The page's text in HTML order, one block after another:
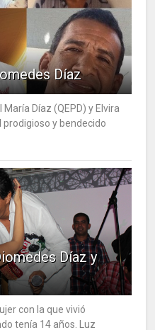
Díaz
Díaz (QEPD) y Elvira
prodigioso y bendecido
Díaz y
con la que vivió
tenía 14 años. Luz